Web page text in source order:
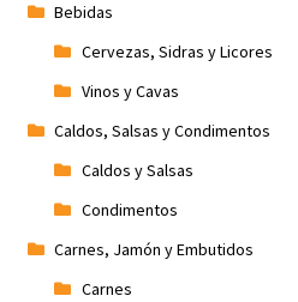
Bebidas
Cervezas, Sidras y Licores
Vinos y Cavas
Caldos, Salsas y Condimentos
Caldos y Salsas
Condimentos
Carnes, Jamón y Embutidos
Carnes